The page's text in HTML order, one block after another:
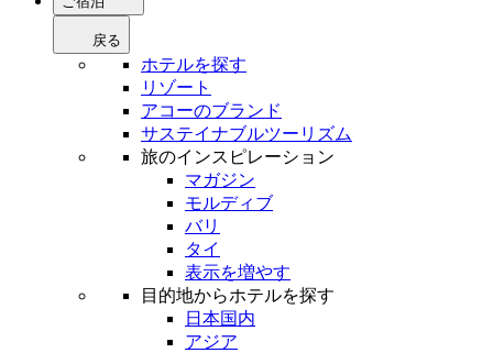
戻る
ホテルを探す
リゾート
アコーのブランド
サステイナブルツーリズム
旅のインスピレーション
マガジン
モルディブ
バリ
タイ
表示を増やす
目的地からホテルを探す
日本国内
アジア